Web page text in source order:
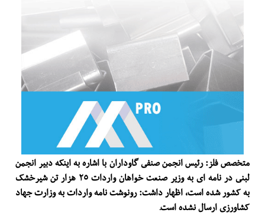
متخصص فلز: رئیس انجمن صنفی گاوداران با اشاره به اینكه دبیر انجمن
لبنی در نامه ای به وزیر صنعت خواهان واردات ۲۵ هزار تن شیرخشك
به كشور شده است، اظهار داشت: رونوشت نامه واردات به وزارت جهاد
كشاورزی ارسال نشده است.